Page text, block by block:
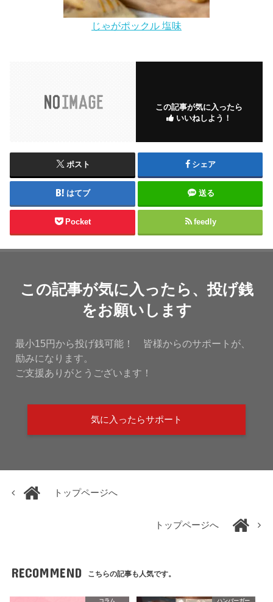
じゃがポックル 塩味
この記事が気に入ったら
いいねしよう！
ポスト シェア
はてブ 送る
Pocket feedly
この記事が気に入ったら、投げ銭
をお願いします
最小15円から投げ銭可能！ 皆様からのサポートが、
励みになります。
ご支援ありがとうございます！
気に入ったらサポート
トップページへ
トップページへ
RECOMMEND こちらの記事も人気です。
コラム ハンバーガー